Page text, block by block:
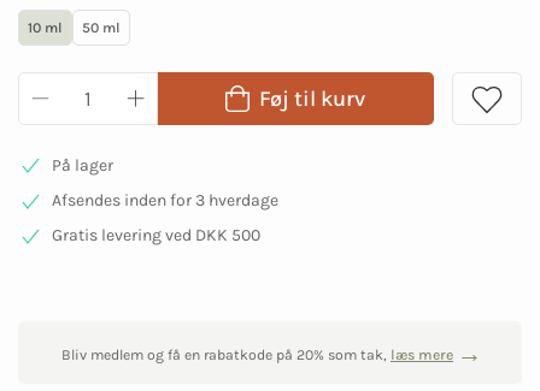
10 ml 50 ml
Føj til kurv
På lager
Afsendes inden for 3 hverdage
Gratis levering ved DKK 500
Bliv medlem og få en rabatkode på 20% som tak, læs mere